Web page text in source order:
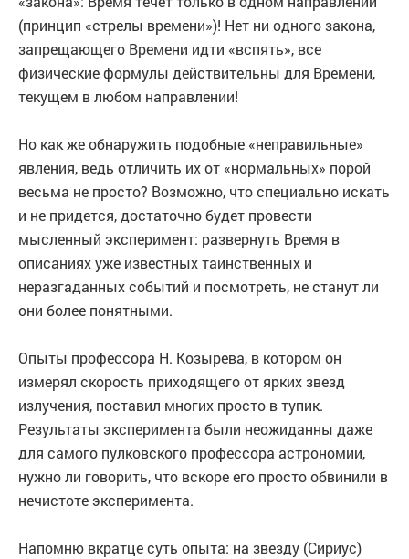
(принцип «стрелы времени»)! Нет ни одного закона,
запрещающего Времени идти «вспять», все
физические формулы действительны для Времени,
текущем в любом направлении!
Но как же обнаружить подобные «неправильные»
явления, ведь отличить их от «нормальных» порой
весьма не просто? Возможно, что специально искать
и не придется, достаточно будет провести
мысленный эксперимент: развернуть Время в
описаниях уже известных таинственных и
неразгаданных событий и посмотреть, не станут ли
они более понятными.
Опыты профессора Н. Козырева, в котором он
измерял скорость приходящего от ярких звезд
излучения, поставил многих просто в тупик.
Результаты эксперимента были неожиданны даже
для самого пулковского профессора астрономии,
нужно ли говорить, что вскоре его просто обвинили в
нечистоте эксперимента.
Напомню вкратце суть опыта: на звезду (Сириус)